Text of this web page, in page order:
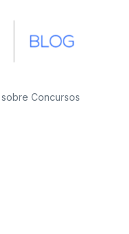
Concursos